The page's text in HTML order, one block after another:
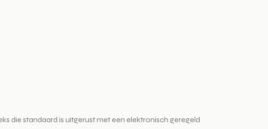
die standaard is uitgerust met een elektronisch geregeld